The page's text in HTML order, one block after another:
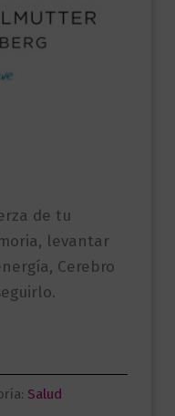
de tu
levantar
Cerebro
Salud